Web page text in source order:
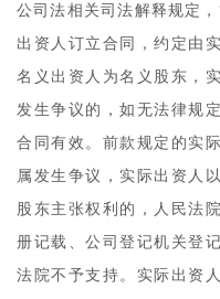
公司法相关司法解释规定
出资人订立合同，约定由
名义出资人为名义股东，
发生争议的，如无法律规
合同有效。前款规定的实
属发生争议，实际出资人
股东主张权利的，人民法
册记载、公司登记机关登
法院不予支持。实际出资